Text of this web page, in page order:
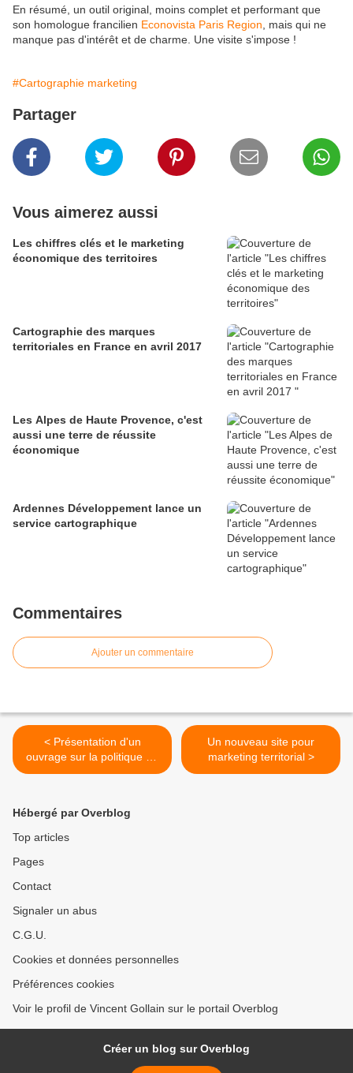
En résumé, un outil original, moins complet et performant que
son homologue francilien Econovista Paris Region , mais qui ne
manque pas d'intérêt et de charme. Une visite s'impose !
#Cartographie marketing
Partager
Vous aimerez aussi
Les chiffres clés et le marketing
économique des territoires
Cartographie des marques
territoriales en France en avril 2017
Les Alpes de Haute Provence, c'est
aussi une terre de réussite
économique
Ardennes Développement lance un
service cartographique
Commentaires
Ajouter un commentaire
< Présentation d'un
ouvrage sur la politique de
marque d'une grande
Un nouveau site pour
marketing territorial >
Hébergé par Overblog
Top articles
Pages
Contact
Signaler un abus
C.G.U.
Cookies et données personnelles
Préférences cookies
Voir le profil de Vincent Gollain sur le portail Overblog
Créer un blog sur Overblog